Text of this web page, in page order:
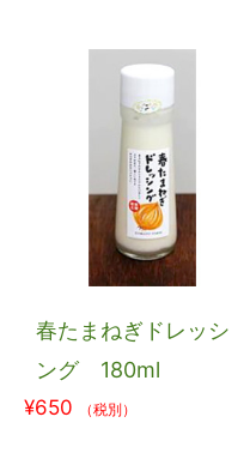
春たまねぎドレッシ
ング 180ml
¥650 （税別）